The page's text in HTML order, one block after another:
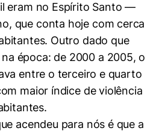
eram no Espírito Santo —
que conta hoje com cerca
Outro dado que
época: de 2000 a 2005, o
entre o terceiro e quarto
maior índice de violência
acendeu para nós é que a